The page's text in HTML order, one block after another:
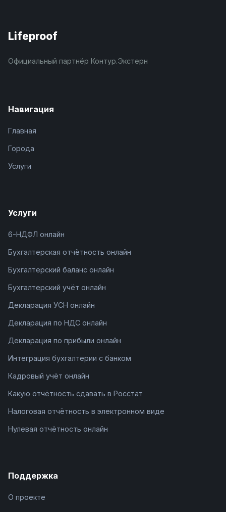
Lifeproof
Официальный партнёр Контур.Экстерн
Навигация
Главная
Города
Услуги
Услуги
6-НДФЛ онлайн
Бухгалтерская отчётность онлайн
Бухгалтерский баланс онлайн
Бухгалтерский учёт онлайн
Декларация УСН онлайн
Декларация по НДС онлайн
Декларация по прибыли онлайн
Интеграция бухгалтерии с банком
Кадровый учёт онлайн
Какую отчётность сдавать в Росстат
Налоговая отчётность в электронном виде
Нулевая отчётность онлайн
Поддержка
О проекте